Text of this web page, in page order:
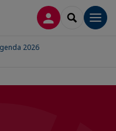
CONNEXION
2026